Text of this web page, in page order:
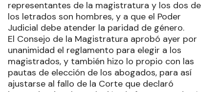
representantes de la magistratura y los dos de
los letrados son hombres, y a que el Poder
Judicial debe atender la paridad de género.
El Consejo de la Magistratura aprobó ayer por
unanimidad el reglamento para elegir a los
magistrados, y también hizo lo propio con las
pautas de elección de los abogados, para así
ajustarse al fallo de la Corte que declaró